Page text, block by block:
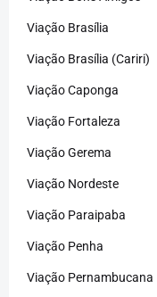
Viação Brasília
Viação Brasília (Cariri)
Viação Caponga
Viação Fortaleza
Viação Gerema
Viação Nordeste
Viação Paraipaba
Viação Penha
Viação Pernambucana